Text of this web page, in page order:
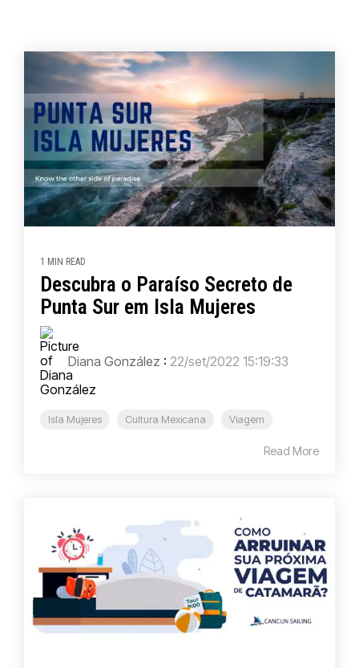
1 MIN READ
Descubra o Paraíso Secreto de
Punta Sur em Isla Mujeres
Diana González : 22/set/2022 15:19:33
Isla Mujeres Cultura Mexicana Viagem
Read More